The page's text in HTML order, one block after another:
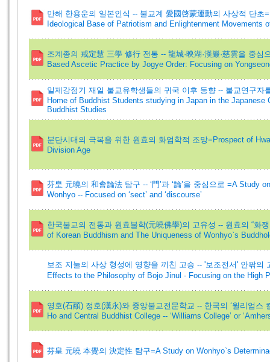
만해 한용운의 일본인식 -- 불교계 愛國啓蒙運動의 사상적 단초
Ideological Base of Patriotism and Enlightenment Movements
조계종의 戒定慧 三學 修行 전통 -- 龍城·映湖·漢巖·慈雲을 중
Based Ascetic Practice by Jogye Order: Focusing on
일제강점기 재일 불교유학생들의 귀국 이후 동향 -- 불교연구자
Home of Buddhist Students studying in Japan in the
Buddhist Studies
분단시대의 극복을 위한 원효의 화엄학적 조망=Prospect of
Division Age
芬皇 元曉의 和會論法 탐구 -- ‘門’과 ‘論’을 중심으로 =A Study
Wonhyo -- Focused on ‘sect’ and ‘discourse’
한국불교의 전통과 원효불학(元曉佛學)의 고유성 -- 원효의 “화
of Korean Buddhism and The Uniqueness of Wonhyo`s
보조 지눌의 사상 형성에 영향을 끼친 고승 -- '보조전서' 안팎의
Effects to the Philosophy of Bojo Jinul - Focusing on the High
영호(石顚) 정호(漢永)와 중앙불교전문학교 -- 한국의 ‘윌리엄스
Ho and Central Buddhist College -- ‘Williams College’ or
芬皇 元曉 本覺의 決定性 탐구=A Study on Wonhyo`s